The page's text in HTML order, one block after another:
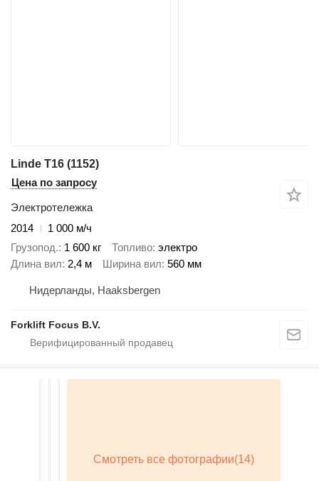
Linde T16 (1152)
Цена по запросу
Электротележка
2014
1 000 м/ч
Грузопод. 1 600 кг Топливо электро
Длина вил 2,4 м Ширина вил 560 мм
Нидерланды, Haaksbergen
Forklift Focus B.V.